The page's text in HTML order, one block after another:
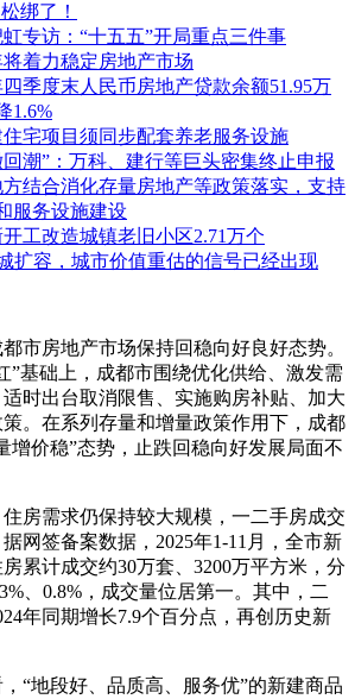
绑了！
专访：“十五五”开局重点三件事
将着力稳定房地产市场
季度末人民币房地产贷款余额51.95万
1.6%
宅项目须同步配套养老服务设施
回潮”：万科、建行等巨头密集终止申报
结合消化存量房地产等政策落实，支持
服务设施建设
开工改造城镇老旧小区2.71万个
扩容，城市价值重估的信号已经出现
房地产市场保持回稳向好良好态势。
”基础上，成都市围绕优化供给、激发需
时出台取消限售、实施购房补贴、加大
。在系列存量和增量政策作用下，成都
增价稳”态势，止跌回稳向好发展局面不
需求仍保持较大规模，一二手房成交
网签备案数据，2025年1-11月，全市新
累计成交约30万套、3200万平方米，分
、0.8%，成交量位居第一。其中，二
年同期增长7.9个百分点，再创历史新
地段好、品质高、服务优”的新建商品